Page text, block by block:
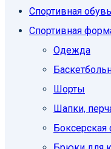
Спортивная обувь
Спортивная
Одежда
Шорты
Шапки,